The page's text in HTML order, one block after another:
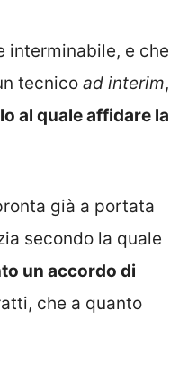
interminabile, e che
tecnico ad interim,
al quale affidare la
già a portata
secondo la quale
un accordo di
che a quanto